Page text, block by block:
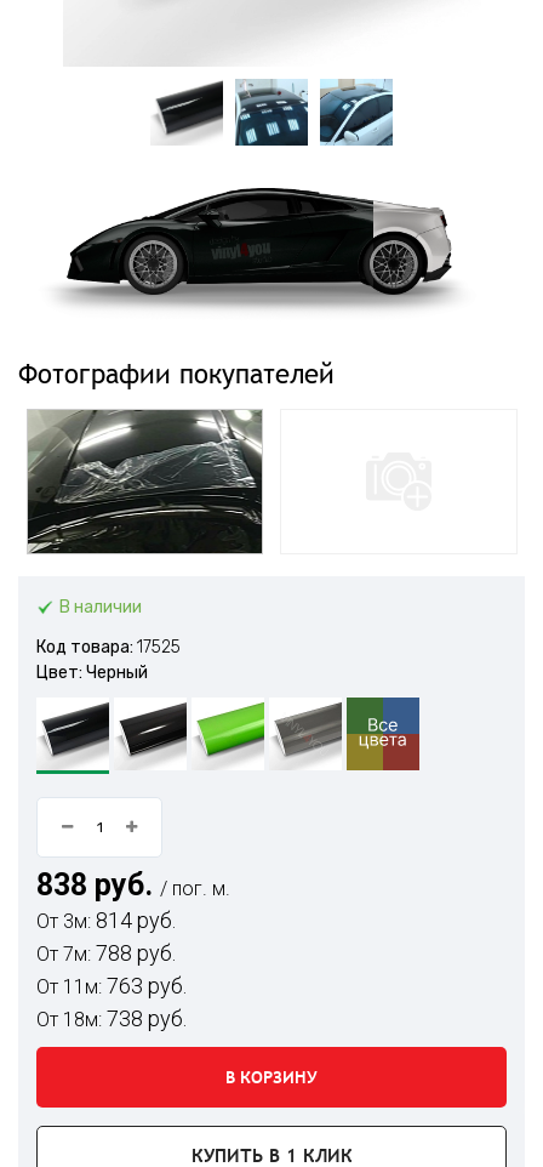
Фотографии покупателей
В наличии
Код товара: 17525
Цвет: Черный
838 руб. / пог. м.
От 3м: 814 руб.
От 7м: 788 руб.
От 11м: 763 руб.
От 18м: 738 руб.
В КОРЗИНУ
КУПИТЬ В 1 КЛИК